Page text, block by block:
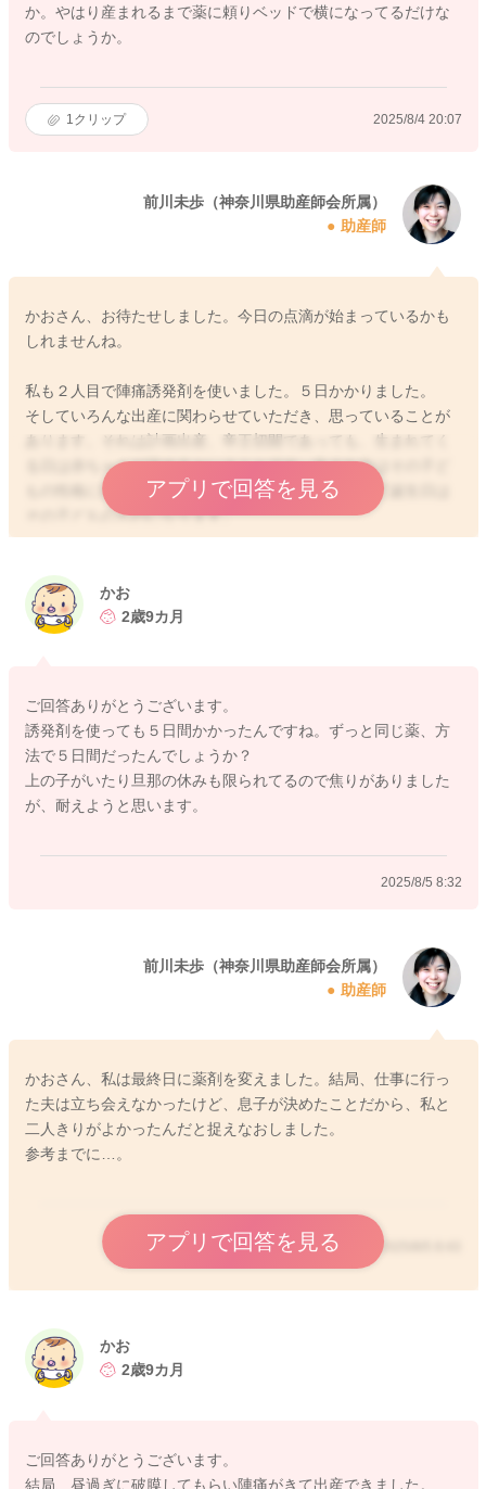
か。やはり産まれるまで薬に頼りベッドで横になってるだけな
のでしょうか。
1 クリップ 2025/8/4 20:07
前川未歩（神奈川県助産師会所属）
助産師
かおさん、お待たせしました。今日の点滴が始まっているかも
しれませんね。
私も２人目で陣痛誘発剤を使いました。５日かかりました。
そしていろんな出産に関わらせていただき、思っていることが
あります。それは計画出産、帝王切開であっても、生まれてく
る日は赤ちゃんが決めるということです。生まれ方はその子ど
もの性格に似ているように私は感じています。そして誕生日は
その子どものものになります。
い。子どもが一番いいと思う方法で生まれてくることを信じる
しかありません。それを叶えるために、かおさんは体力と気力
生まれない赤ちゃんはいません。もうまもなくです。たった一
度の瞬間、よい出会いになるように応援しています。
アプリで回答を見る
2025/8/5 8:20
かお
2歳9カ月
ご回答ありがとうございます。
誘発剤を使っても５日間かかったんですね。ずっと同じ薬、方
法で５日間だったんでしょうか？
上の子がいたり旦那の休みも限られてるので焦りがありました
が、耐えようと思います。
2025/8/5 8:32
前川未歩（神奈川県助産師会所属）
助産師
かおさん、私は最終日に薬剤を変えました。結局、仕事に行っ
た夫は立ち会えなかったけど、息子が決めたことだから、私と
二人きりがよかったんだと捉えなおしました。
参考までに…。
アプリで回答を見る 2025/8/5 8:43
かお
2歳9カ月
ご回答ありがとうございます。
結局、昼過ぎに破膜してもらい陣痛がきて出産できました。